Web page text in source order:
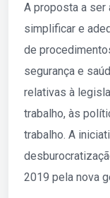
A proposta a ser
simplificar e
de
segurança e
relativas à
trabalho, às
trabalho. A
2019 pela nova